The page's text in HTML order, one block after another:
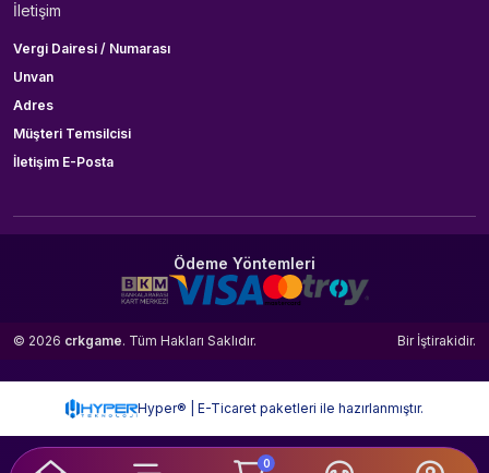
0
İletişim
Vergi Dairesi / Numarası
Unvan
Adres
Müşteri Temsilcisi
İletişim E-Posta
Ödeme Yöntemleri
© 2026 crkgame. Tüm Hakları Saklıdır. Bir İştirakidir.
Hyper® | E-Ticaret paketleri ile hazırlanmıştır.